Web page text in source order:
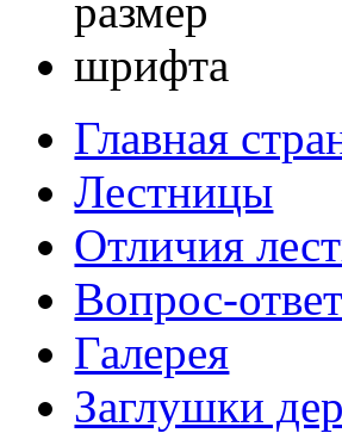
Главная
Лестницы
Отличия
Вопрос-ответ
Галерея
Заглушки